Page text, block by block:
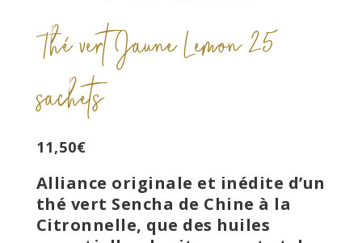
Thé vert Jaune Lemon 25
sachets
11,50€
Alliance originale et inédite d’un
thé vert Sencha de Chine à la
Citronnelle, que des huiles